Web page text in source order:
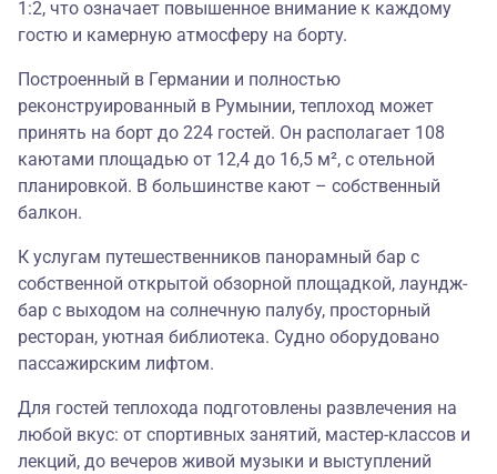
1:2, что означает повышенное внимание к каждому
гостю и камерную атмосферу на борту.
Построенный в Германии и полностью
реконструированный в Румынии, теплоход может
принять на борт до 224 гостей. Он располагает 108
каютами площадью от 12,4 до 16,5 м², с отельной
планировкой. В большинстве кают – собственный
балкон.
К услугам путешественников панорамный бар с
собственной открытой обзорной площадкой, лаундж-
бар с выходом на солнечную палубу, просторный
ресторан, уютная библиотека. Судно оборудовано
пассажирским лифтом.
Для гостей теплохода подготовлены развлечения на
любой вкус: от спортивных занятий, мастер-классов и
лекций, до вечеров живой музыки и выступлений